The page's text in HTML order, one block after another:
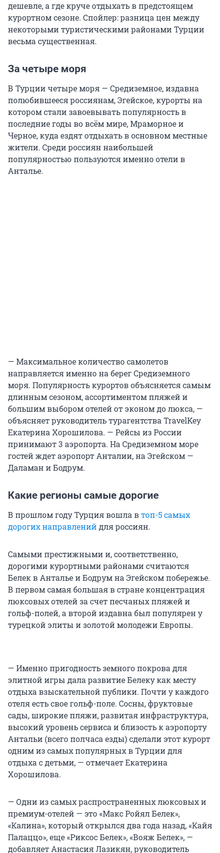
дешевле, а где круче отдыхать в предстоящем
курортном сезоне. Спойлер: разница цен между
некоторыми туристическими районами Турции
весьма существенная.
За четыре моря
В Турции четыре моря — Средиземное, издавна
полюбившееся россиянам, Эгейское, курорты на
котором стали завоевывать популярность в
последние годы во всём мире, Мраморное и
Черное, куда ездят отдыхать в основном местные
жители. Среди россиян наибольшей
популярностью пользуются именно отели в
Анталье.
— Максимальное количество самолетов
направляется именно на берег Средиземного
моря. Популярность курортов объясняется самым
длинным сезоном, ассортиментом пляжей и
большим выбором отелей от эконом до люкса, —
объясняет руководитель турагентства TravelKey
Екатерина Хорошилова. — Рейсы из России
принимают 3 аэропорта. На Средиземном море
гостей ждет аэропорт Анталии, на Эгейском —
Даламан и Бодрум.
Какие регионы самые дорогие
В прошлом году Турция вошла втоп-5 самых
дорогих направленийдля россиян.
Самыми престижными и, соответственно,
дорогими курортными районами считаются
Белек в Анталье и Бодрум на Эгейском побережье.
В первом самая большая в стране концентрация
люксовых отелей за счет песчаных пляжей и
гольф-полей, а второй издавна был популярен у
турецкой элиты и золотой молодежи Европы.
— Именно пригодность земного покрова для
элитной игры дала развитие Белеку как месту
отдыха взыскательной публики. Почти у каждого
отеля есть свое гольф-поле. Сосны, фруктовые
сады, широкие пляжи, развитая инфраструктура,
высокий уровень сервиса и близость к аэропорту
Антальи (всего полчаса езды) сделали этот курорт
одним из самых популярных в Турции для
отдыха с детьми, — отмечает Екатерина
Хорошилова.
— Одни из самых распространенных люксовых и
премиум-отелей — это «Макс Ройял Белек»,
«Калина», который открылся два года назад, «Кайя
Палаццо», еще «Риксос Белек», «Вояж Белек», —
добавляет Анастасия Лазикян, руководитель